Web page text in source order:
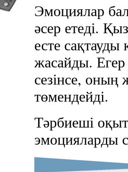
Эмоциялар
әсер етеді.
есте
жасайды.
сезінсе, оның
төмендейді.
Тәрбиеші
эмоцияларды